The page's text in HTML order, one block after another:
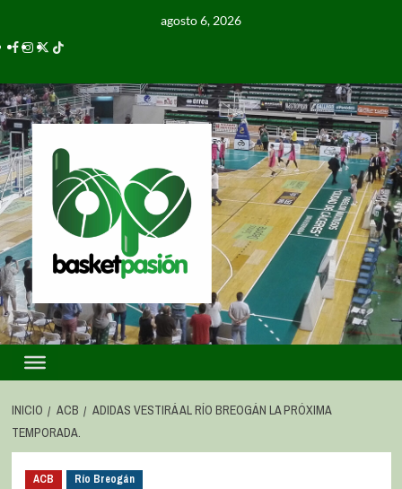
agosto 6, 2026
INICIO ACB
ADIDAS VESTIRÁ AL RÍO BREOGÁN LA PRÓXIMA
TEMPORADA.
ACB Río Breogán